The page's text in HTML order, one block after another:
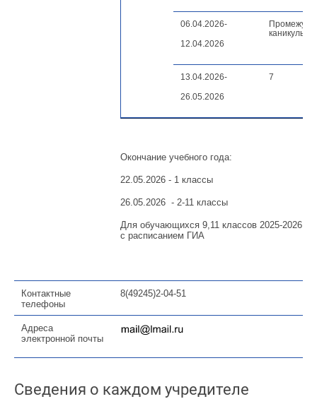
06.04.2026-
12.04.2026
каникулы
13.04.2026-
26.05.2026
7
Окончание учебного года:
22.05.2026 - 1 классы
26.05.2026 - 2-11 классы
Для обучающихся 9,11 классов 2025-2026
с расписанием ГИА
Контактные
телефоны
8(49245)2-04-51
Адреса
электронной почты
Сведения о каждом учредителе